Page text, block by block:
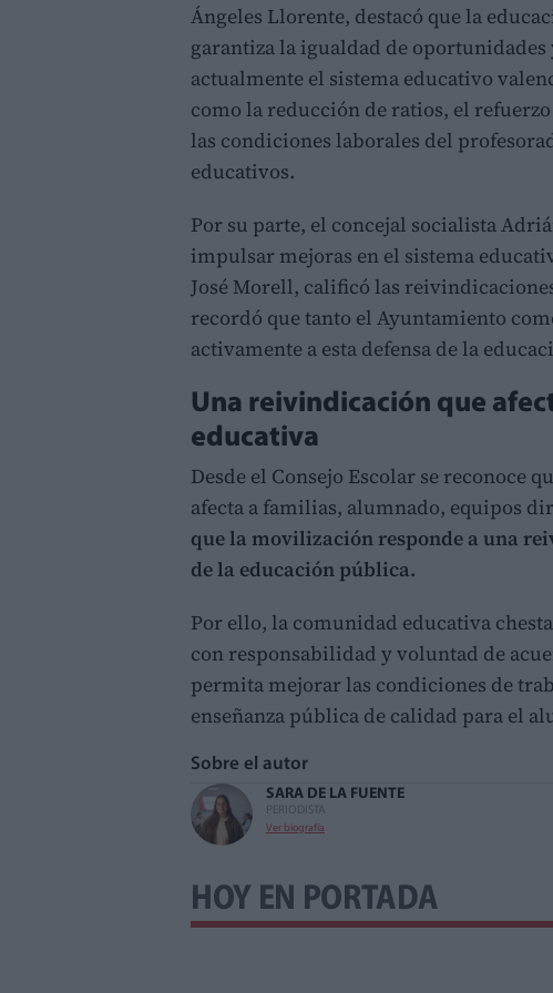
Ángeles Llorente, destacó que la
garantiza la igualdad de
actualmente el sistema educativo
como la reducción de ratios, el
las condiciones laborales del
educativos.
Por su parte, el concejal socialista
impulsar mejoras en el sistema
José Morell, calificó las
recordó que tanto el Ayuntamiento
activamente a esta defensa de la
Una reivindicación que
educativa
Desde el Consejo Escolar se reconoce
afecta a familias, alumnado, equipos
que la movilización responde a una
de la educación pública.
Por ello, la comunidad educativa
con responsabilidad y voluntad de
permita mejorar las condiciones de
enseñanza pública de calidad para el
Sobre el autor
SARA DE LA FUENTE
PERIODISTA
Ver biografía
HOY EN PORTADA